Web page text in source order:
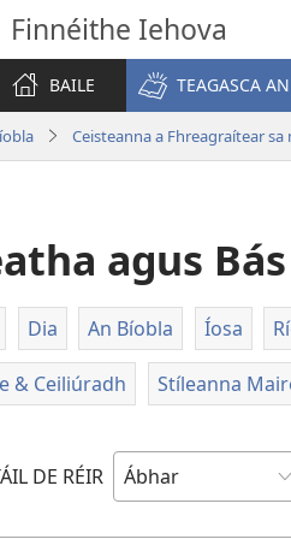
Finnéithe Iehova
BAILE TEAGASCA
Ceisteanna a Fhreagraítear sa
agus Bás
Dia An Bíobla Íosa
& Ceiliúradh Stíleanna
DE RÉIR